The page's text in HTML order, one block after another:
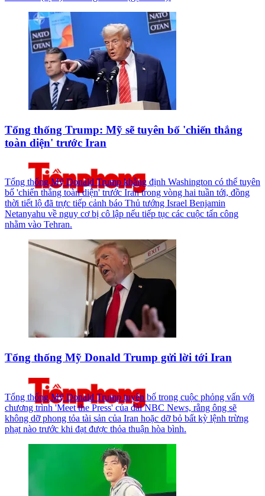
Tổng thống Trump: Mỹ sẽ tuyên bố 'chiến thắng
toàn diện' trước Iran
Tổng thống Mỹ Donald Trump khẳng định Washington có thể tuyên
bố 'chiến thắng toàn diện' trước Iran trong vòng hai tuần tới, đồng
thời tiết lộ đã trực tiếp cảnh báo Thủ tướng Israel Benjamin
Netanyahu về nguy cơ bị cô lập nếu tiếp tục các cuộc tấn công
nhằm vào Tehran.
Tổng thống Mỹ Donald Trump gửi lời tới Iran
Tổng thống Mỹ Donald Trump tuyên bố trong cuộc phỏng vấn với
chương trình 'Meet the Press' của đài NBC News, rằng ông sẽ
không dỡ phong tỏa tài sản của Iran hoặc dỡ bỏ bất kỳ lệnh trừng
phạt nào trước khi đạt được thỏa thuận hòa bình.